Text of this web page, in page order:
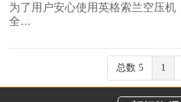
为了用户安心使用英格索兰空压机
全…
总数 5 1